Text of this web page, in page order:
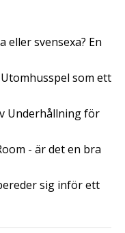
eller svensexa? En
som ett
Underhållning för
- är det en bra
sig inför ett